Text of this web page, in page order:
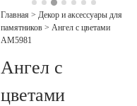
Главная > Декор и аксессуары для
памятников > Ангел с цветами
AM5981
Ангел с
цветами